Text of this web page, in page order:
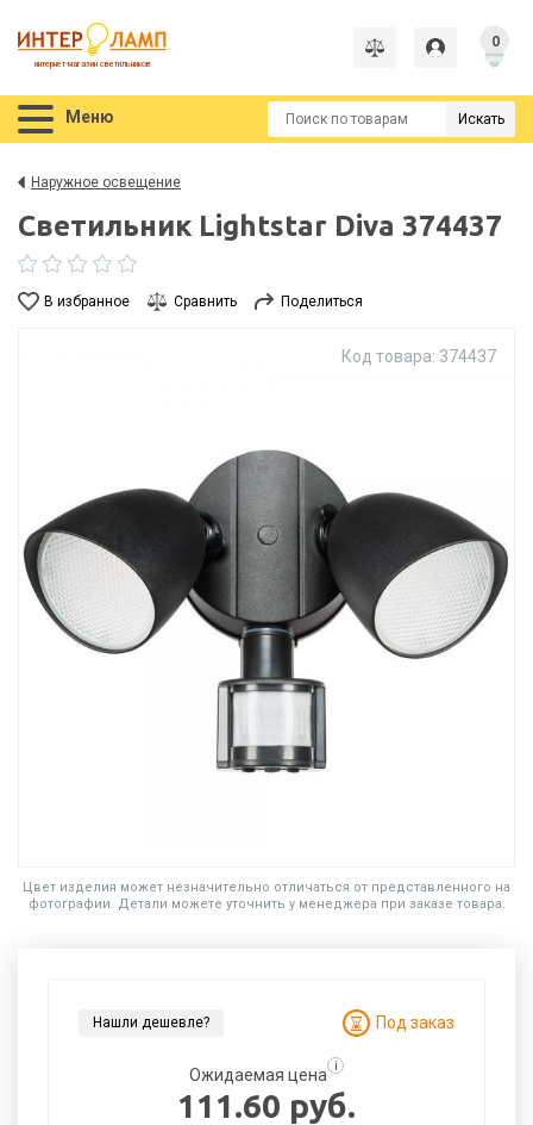
интернет-магазин светильников
0
Меню Искать
Наружное освещение
Светильник Lightstar Diva 374437
В избранное Сравнить Поделиться
Код товара: 374437
Цвет изделия может незначительно отличаться от представленного на
фотографии. Детали можете уточнить у менеджера при заказе товара.
Нашли дешевле? Под заказ
Ожидаемая цена i
111.60 руб.